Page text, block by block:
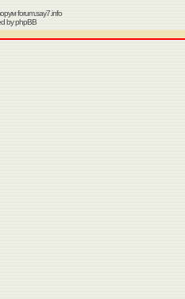
forum.say7.info
byphpBB